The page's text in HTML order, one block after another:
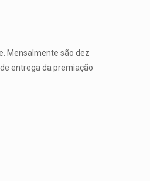
Mensalmente são dez
entrega da premiação